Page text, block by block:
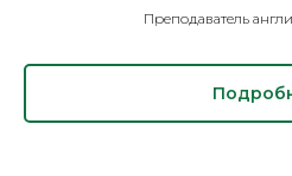
Преподаватель